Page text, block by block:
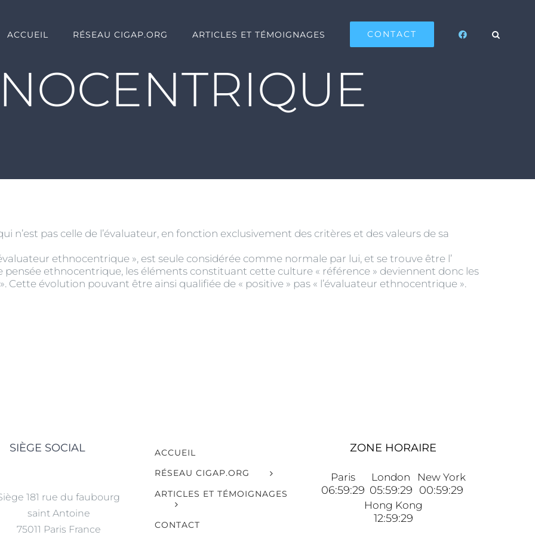
ACCUEIL RÉSEAU CIGAP.ORG ARTICLES ET TÉMOIGNAGES CONTACT
n’est pas celle de l’évaluateur, en fonction exclusivement des critères et des valeurs de sa
ethnocentrique », est seule considérée comme normale par lui, et se trouve être l’
pensée ethnocentrique, les éléments constituant cette culture « référence » deviennent donc les
Cette évolution pouvant être ainsi qualifiée de « positive » pas « l’évaluateur ethnocentrique ».
SIÈGE SOCIAL
181 rue du faubourg
saint Antoine
75011 Paris France
ACCUEIL
RÉSEAU CIGAP.ORG
ARTICLES ET TÉMOIGNAGES
CONTACT
ZONE HORAIRE
Paris
06:59:29
London
05:59:29
New York
00:59:29
Hong Kong
12:59:29